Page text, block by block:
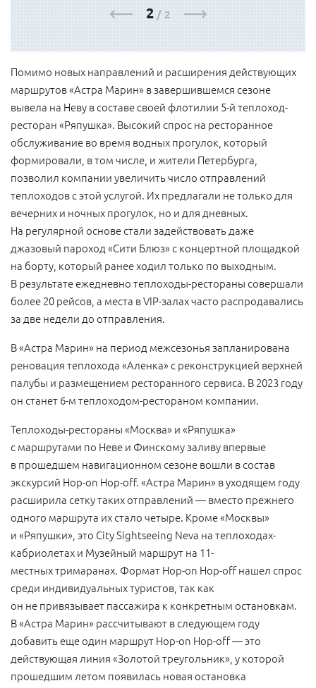
1/2
Помимо новых направлений и расширения действующих
маршрутов «Астра Марин» в завершившемся сезоне
вывела на Неву в составе своей флотилии 5-йтеплоход-
ресторан «Ряпушка». Высокий спрос на ресторанное
обслуживание во время водных прогулок, который
формировали, в том числе, и жители Петербурга,
позволил компании увеличить число отправлений
теплоходов с этой услугой. Их предлагали не только для
вечерних и ночных прогулок, но и для дневных.
На регулярной основе стали задействовать даже
джазовый пароход «Сити Блюз» с концертной площадкой
на борту, который ранее ходил только по выходным.
В результате ежедневно теплоходы-рестораны совершали
более 20 рейсов, а места в VIP-залах часто распродавались
за две недели до отправления.
В «Астра Марин» на период межсезонья запланирована
реновация теплохода «Аленка» с реконструкцией верхней
палубы и размещением ресторанного сервиса. В 2023 году
он станет6-мтеплоходом-рестораном компании.
Теплоходы-рестораны «Москва» и «Ряпушка»
с маршрутами по Неве и Финскому заливу впервые
в прошедшем навигационном сезоне вошли в состав
экскурсий Hop-on Hop-off. «Астра Марин» в уходящем году
расширила сетку таких отправлений — вместо прежнего
одного маршрута их стало четыре. Кроме «Москвы»
и «Ряпушки», это City Sightseeing Neva на теплоходах-
кабриолетах и Музейный маршрут на 11-
местныхтримаранах. Формат Hop-on Hop-off нашел спрос
среди индивидуальных туристов, так как
он не привязывает пассажира к конкретным остановкам.
В «Астра Марин» рассчитывают в следующем году
добавить еще один маршрут Hop-on Hop-off — это
действующая линия «Золотой треугольник», у которой
прошедшим летом появилась новая остановка